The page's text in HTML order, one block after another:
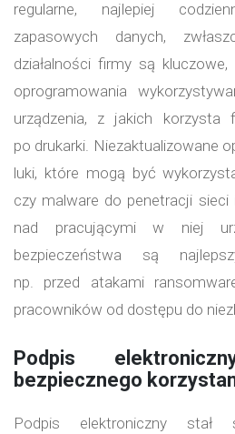
regularne, najlepiej
zapasowych danych,
działalności firmy są
oprogramowania
urządzenia, z jakich korzysta
po drukarki. Niezaktualizowane
luki, które mogą być
czy malware do penetracji
nad pracującymi w niej
bezpieczeństwa są
np. przed atakami
pracowników od dostępu do
Podpis
bezpiecznego
Podpis elektroniczny